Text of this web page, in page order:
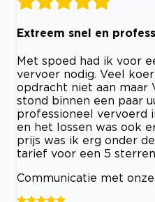
Extreem snel en
Met spoed had ik voor
vervoer nodig. Veel
opdracht niet aan maar
stond binnen een paar
professioneel vervoerd
en het lossen was ook
prijs was ik erg onder
tarief voor een 5
Communicatie met